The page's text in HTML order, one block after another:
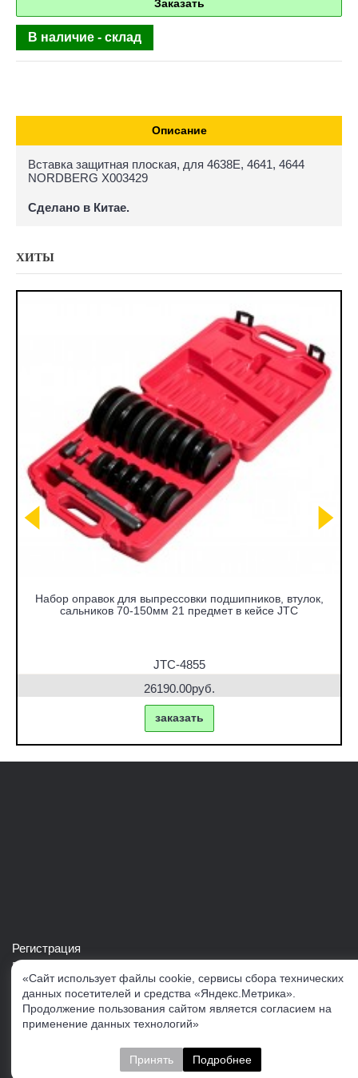
Заказать
В наличие - склад
Описание
Вставка защитная плоская, для 4638E, 4641, 4644
NORDBERG X003429
Сделано в Китае.
ХИТЫ
Набор оправок для выпрессовки подшипников, втулок,
сальников 70-150мм 21 предмет в кейсе JTC
JTC-4855
26190.00руб.
заказать
Регистрация
Войти в свой аккаунт
Скачать каталог продукции VERTUL
Следите за нами
«Сайт использует файлы cookie, сервисы сбора технических
данных посетителей и средства «Яндекс.Метрика».
Продолжение пользования сайтом является согласием на
применение данных технологий»
Принять Подробнее